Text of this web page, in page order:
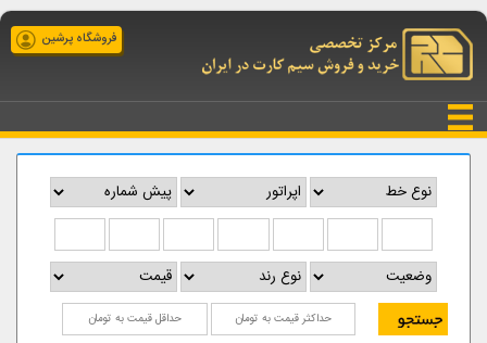
فروشگاه پرشین